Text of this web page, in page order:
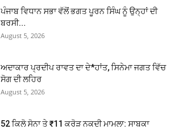
ਪੰਜਾਬ ਵਿਧਾਨ ਸਭਾ ਵੱਲੋਂ ਭਗਤ ਪੂਰਨ ਸਿੰਘ ਨੂੰ ਉਨ੍ਹਾਂ ਦੀ
ਬਰਸੀ...
August 5, 2026
ਅਦਾਕਾਰ ਪ੍ਰਦੀਪ ਰਾਵਤ ਦਾ ਦੇ*ਹਾਂਤ, ਸਿਨੇਮਾ ਜਗਤ ਵਿੱਚ
ਸੋਗ ਦੀ ਲਹਿਰ
August 5, 2026
52 ਕਿਲੋ ਸੋਨਾ ਤੇ ₹11 ਕਰੋੜ ਨਕਦੀ ਮਾਮਲਾ: ਸਾਬਕਾ